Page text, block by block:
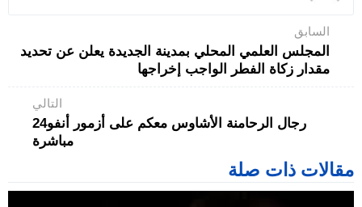
السابق
المجلس العلمي المحلي بمدينة الجديدة يعلن عن تحديد
مقدار زكاة الفطر الواجب إخراجها
التالي
رجال الرحامنة الأشاوس معكم على أزمور أنفو24
مباشرة
مقالات ذات صلة